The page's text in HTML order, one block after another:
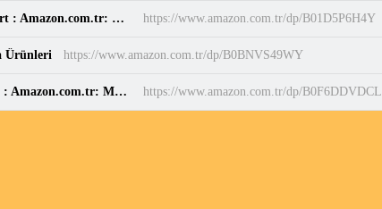
Casio MW-240-7BVDF Standart Erkek Kol Saati, Siyah, Standart : Amazon.com.tr: Moda https://www.amazon.com.tr/dp/B01D5P6H4Y
Ürünleri https://www.amazon.com.tr/dp/B0BNVS49WY
Salomon Speedcross 6 Mavi Erkek Koşu Ayakkabısı - L47765800 : Amazon.com.tr: Moda https://www.amazon.com.tr/dp/B0F6DDVDCL